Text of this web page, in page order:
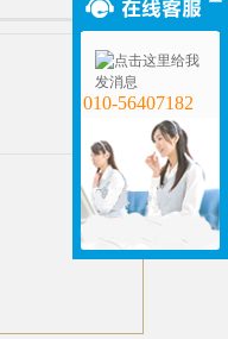
010-56407182